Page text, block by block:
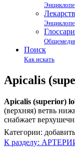
Поиск
Как искать
Apicalis
Apicalis (superior)
(верхняя) ветвь
снабжает
Категории: добавить
К разделу: